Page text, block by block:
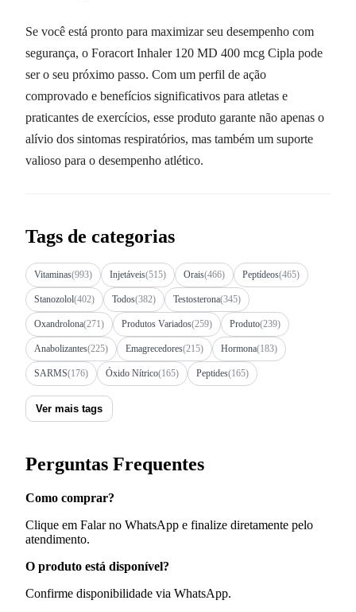
Se você está pronto para maximizar seu desempenho com
segurança, o Foracort Inhaler 120 MD 400 mcg Cipla pode
ser o seu próximo passo. Com um perfil de ação
comprovado e benefícios significativos para atletas e
praticantes de exercícios, esse produto garante não apenas o
alívio dos sintomas respiratórios, mas também um suporte
valioso para o desempenho atlético.
Tags de categorias
Vitaminas(993) Injetáveis(515) Orais(466) Peptídeos(465)
Stanozolol(402) Todos(382) Testosterona(345)
Oxandrolona(271) Produtos Variados(259) Produto(239)
Anabolizantes(225) Emagrecedores(215) Hormona(183)
SARMS(176) Óxido Nítrico(165) Peptides(165)
Ver mais tags
Perguntas Frequentes
Como comprar?
Clique em Falar no WhatsApp e finalize diretamente pelo
atendimento.
O produto está disponível?
Confirme disponibilidade via WhatsApp.